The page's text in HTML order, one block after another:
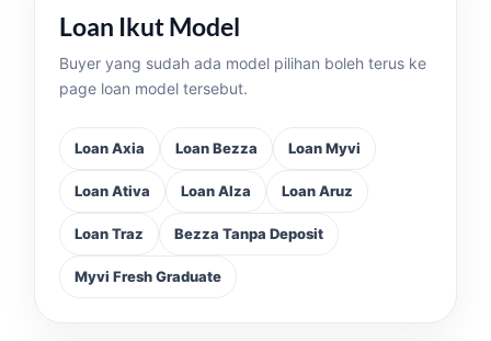
Loan Ikut Model
Buyer yang sudah ada model pilihan boleh terus ke
page loan model tersebut.
Loan Axia Loan Bezza Loan Myvi
Loan Ativa Loan Alza Loan Aruz
Loan Traz Bezza Tanpa Deposit
Myvi Fresh Graduate